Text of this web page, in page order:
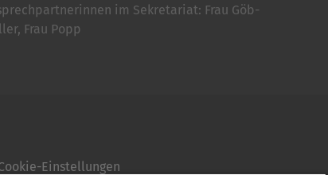
im Sekretariat: Frau Göb-
Frau Popp
Einstellungen